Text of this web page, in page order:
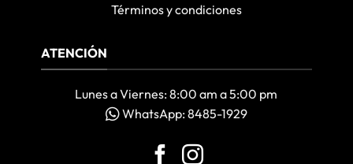
Términos y condiciones
ATENCIÓN
Lunes a Viernes: 8:00 am a 5:00 pm
WhatsApp: 8485-1929